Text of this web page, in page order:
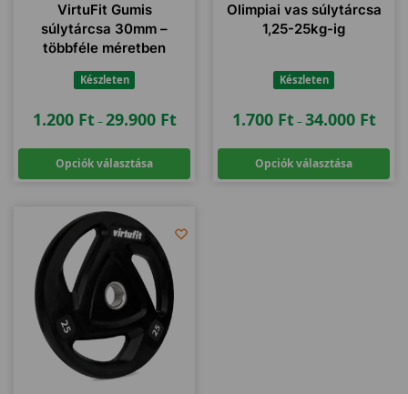
VirtuFit Gumis
súlytárcsa 30mm –
többféle méretben
Készleten
1.200 Ft – 29.900 Ft
Opciók választása
Olimpiai vas súlytárcsa
1,25-25kg-ig
Készleten
1.700 Ft – 34.000 Ft
Opciók választása